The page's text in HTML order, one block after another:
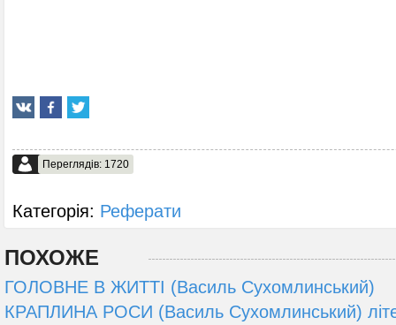
Переглядів: 1720
Категорія: Реферати
ПОХОЖЕ
ГОЛОВНЕ В ЖИТТІ (Василь Сухомлинський)
КРАПЛИНА РОСИ (Василь Сухомлинський)